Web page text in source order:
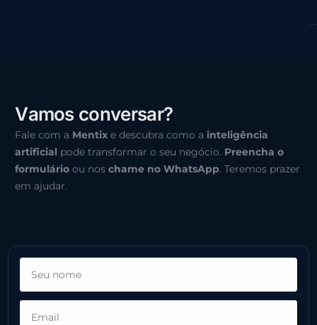
Vamos conversar?
Fale com a Mentix e descubra como a inteligência
artificial pode transformar o seu negócio. Preencha o
formulário ou noschame no WhatsApp. Teremos prazer
em ajudar.